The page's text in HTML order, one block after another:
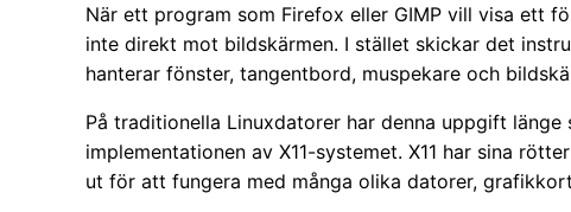
När ett program som Firefox eller GIMP vill visa ett
inte direkt mot bildskärmen. I stället skickar det
hanterar fönster, tangentbord, muspekare och
På traditionella Linuxdatorer har denna uppgift länge
implementationen av X11-systemet. X11 har sina
ut för att fungera med många olika datorer,